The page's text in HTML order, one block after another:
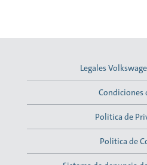
Legales
Condiciones
Politica de
Politica de